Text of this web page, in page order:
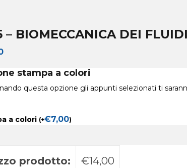
– BIOMECCANICA DEI FLUIDI
stampa a colori
questa opzione gli appunti selezionati ti
a colori (+€7,00)
prodotto: €14,00